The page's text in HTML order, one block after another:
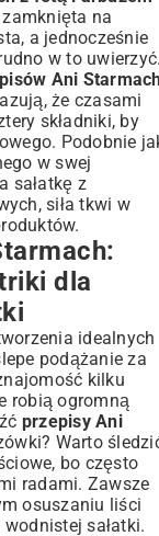
na
a jednocześnie
w to uwierzyć.
Ani
że czasami
składniki, by
Podobnie
w swej
sałatkę z
, siła tkwi w
dla
idealnych
podążanie za
kilku
robią ogromną
przepisy Ani
Warto
bo często
radami. Zawsze
osuszaniu liści
sałatki.